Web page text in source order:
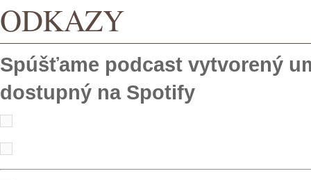
ODKAZY
Spúšťame podcast vytvorený
dostupný na Spotify